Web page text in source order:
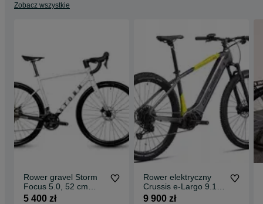
Zobacz wszystkie
Rower gravel Storm
Focus 5.0, 52 cm
(miętowy-czarny)
5 400 zł
Rower elektryczny
Crussis e-Largo 9.10
( 720 Wh), rama 20"
9 900 zł